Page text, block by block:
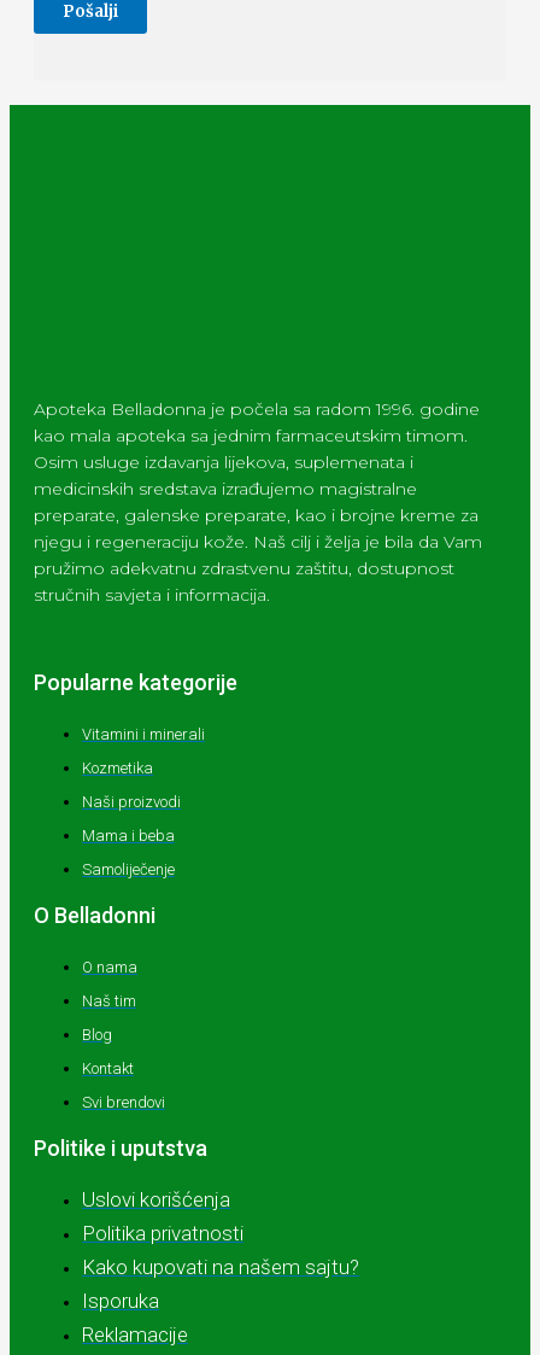
Apoteka Belladonna je počela sa radom 1996. godine
kao mala apoteka sa jednim farmaceutskim timom.
Osim usluge izdavanja lijekova, suplemenata i
medicinskih sredstava izrađujemo magistralne
preparate, galenske preparate, kao i brojne kreme za
njegu i regeneraciju kože. Naš cilj i želja je bila da Vam
pružimo adekvatnu zdrastvenu zaštitu, dostupnost
stručnih savjeta i informacija.
Popularne kategorije
Vitamini i minerali
Kozmetika
Naši proizvodi
Mama i beba
Samoliječenje
O Belladonni
O nama
Naš tim
Blog
Kontakt
Svi brendovi
Politike i uputstva
Uslovi korišćenja
Politika privatnosti
Kako kupovati na našem sajtu?
Isporuka
Reklamacije